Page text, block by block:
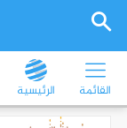
القائمة الرئيسية